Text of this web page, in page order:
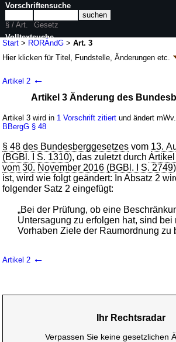
Start > RORÄndG >Art. 3
Hier klicken fürTitel, Fundstelle, Änderungen etc.
raumordnungsrechtlicher
(RORÄndGk.a.Abk.)
G. v. 23.05.2017 BGBl. I S. 1245(Nr. 30); Geltung
abweichend siehe
wird in 5 Vorschriften zitiert
Artikel 2 ←
Artikel 3 Änderung des
Artikel 3 wird in 1 Vorschrift zitiert und ändert
BBergG § 48
§ 48 des Bundesberggesetzes vom 13.
(BGBl. I S. 1310), das zuletzt durch
vom 30. November 2016 (BGBl. I S. 2749
ist, wird wie folgt geändert: In Absatz 2
folgender Satz 2 eingefügt:
„Bei der Prüfung, ob eine
Untersagung zu erfolgen hat, sind bei
Vorhaben Ziele der Raumordnung zu
Artikel 2 ←
Ihr Rechtsradar
Verpassen Sie keine gesetzlichen
Vorschriftensuche
§ / Art.
Gesetz
Volltextsuche
nur in RORÄndG